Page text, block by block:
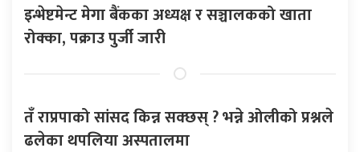
इन्भेष्टमेन्ट मेगा बैंकका अध्यक्ष र सञ्चालकको खाता
रोक्का, पक्राउ पुर्जी जारी
तँ राप्रपाको सांसद किन्न सक्छस् ? भन्ने ओलीको प्रश्नले
ढलेका थपलिया अस्पतालमा